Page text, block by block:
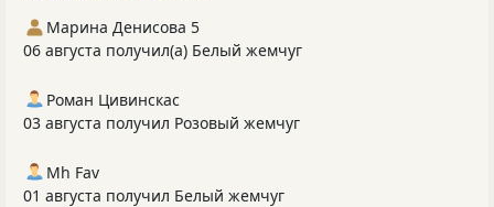
Марина Денисова 5
06 августа получил(а) Белый жемчуг
Роман Цивинскас
03 августа получил Розовый жемчуг
Mh Fav
01 августа получил Белый жемчуг